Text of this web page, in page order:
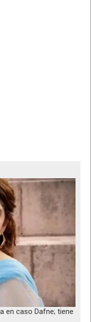
en caso Dafne; tiene